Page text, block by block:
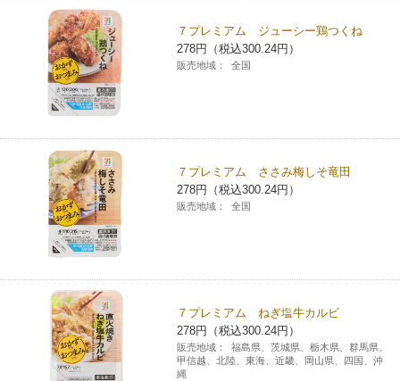
パウダースペース ラブン（店舗限定）
ソフトバンクギフト
７プレミアム ジューシー鶏つくね
278円（税込300.24円）
販売地域： 全国
７プレミアム ささみ梅しそ竜田
278円（税込300.24円）
販売地域： 全国
７プレミアム ねぎ塩牛カルビ
278円（税込300.24円）
販売地域：
福島県、茨城県、栃木県、群馬県、
甲信越、北陸、東海、近畿、岡山県、四国、沖
縄